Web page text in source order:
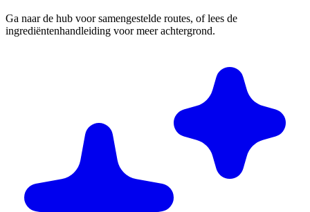
Ga naar de hub voor samengestelde routes, of lees de
ingrediëntenhandleiding voor meer achtergrond.